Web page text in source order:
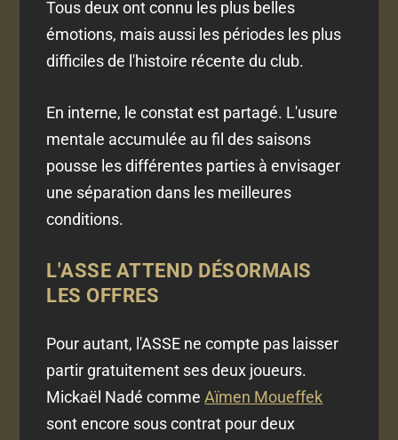
Tous deux ont connu les plus belles
émotions, mais aussi les périodes les plus
difficiles de l'histoire récente du club.
En interne, le constat est partagé. L'usure
mentale accumulée au fil des saisons
pousse les différentes parties à envisager
une séparation dans les meilleures
conditions.
L'ASSE ATTEND DÉSORMAIS
LES OFFRES
Pour autant, l'ASSE ne compte pas laisser
partir gratuitement ses deux joueurs.
Mickaël Nadé commeAïmen Moueffek
sont encore sous contrat pour deux